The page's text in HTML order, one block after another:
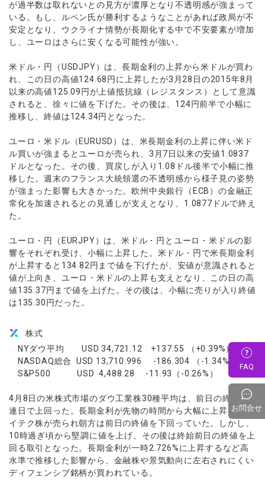
が過半数は取れないとの見方が濃厚となり不透明感が強まって
いる。もし、ルペン氏が勝利するようなことがあれば政局が不
安定となり、ウクライナ情勢が長期化する中で不安要素が増加
し、ユーロはさらに安くなる可能性が強い。
米ドル・円（USDJPY）は、長期金利の上昇から米ドルが買わ
れ、この日の高値124.68円に上昇したが3月28日の2015年8月
以来の高値125.09円が上値抵抗線（レジスタンス）として意識
されると、徐々に値を下げた。その後は、124円前半で小幅に
推移し、終値は124.34円となった。
ユーロ・米ドル（EURUSD）は、米長期金利の上昇に伴い米ド
ル買いが強まるとユーロが売られ、3月7日以来の安値1.0837
ドルとなった。その後、買戻しが入り1.08ドル後半で小幅に推
移した。週末のフランス大統領選の不透明感から様子見の姿勢
が強まった影響も大きかった。欧州中央銀行（ECB）の金融正
常化を加速されるとの見通しが支えとなり、1.0877ドルで終え
た。
ユーロ・円（EURJPY）は、米ドル・円とユーロ・米ドルの影
響をそれぞれ受け、小幅に上昇した。米ドル・円で米長期金利
が上昇すると134.82円まで値を下げたが、安値が意識されると
値が上向き、ユーロ・米ドルの上昇も支えとなり、この日の高
値135.37円まで値を上げた。その後は、小幅に売りが入り終値
は135.30円だった。
株式
NYダウ平均 USD 34,721.12 +137.55 （+0.39%）
NASDAQ総合 USD 13,710.996 -186.304 （-1.34%）
S&P500 USD 4,488.28 -11.93（-0.26%）
4月8日の米株式市場のダウ工業株30種平均は、前日の終値を
連日で上回った。長期金利が先物の時間から大幅に上昇し、ハ
イテク株が売られ朝方は前日の終値を下回っていた。しかし、
10時過ぎ頃から堅調に値を上げ、その後は終始前日の終値を上
回る取引となった。長期金利が一時2.726%に上昇するなど高
水準で推移した影響から、金融株や景気動向に左右されにくい
ディフェンシブ銘柄が買われている。
FAQ
お問合せ